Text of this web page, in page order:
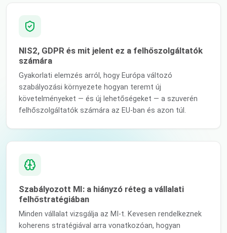
NIS2, GDPR és mit jelent ez a felhőszolgáltatók
számára
Gyakorlati elemzés arról, hogy Európa változó
szabályozási környezete hogyan teremt új
követelményeket — és új lehetőségeket — a szuverén
felhőszolgáltatók számára az EU-ban és azon túl.
Szabályozott MI: a hiányzó réteg a vállalati
felhőstratégiában
Minden vállalat vizsgálja az MI-t. Kevesen rendelkeznek
koherens stratégiával arra vonatkozóan, hogyan